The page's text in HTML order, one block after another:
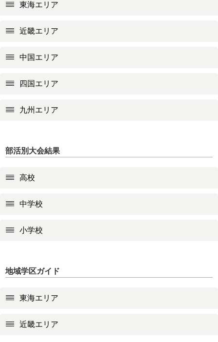
東海エリア
近畿エリア
中国エリア
四国エリア
九州エリア
部活別大会結果
高校
中学校
小学校
地域学区ガイド
東海エリア
近畿エリア